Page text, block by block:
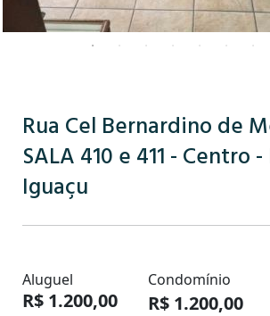
Rua Cel Bernardino de
SALA 410 e 411 - Centro
Iguaçu
Aluguel
R$ 1.200,00
Condomínio
R$ 1.200,00